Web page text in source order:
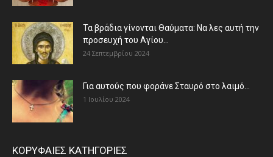
Τα βράδια γίνονται Θαύματα: Να λες αυτή την
προσευχή του Αγίου...
24 Σεπτεμβρίου 2024
Για αυτούς που φοράνε Σταυρό στο λαιμό…
1 Ιουλίου 2024
ΚΟΡΥΦΑΙΕΣ ΚΑΤΗΓΟΡΙΕΣ